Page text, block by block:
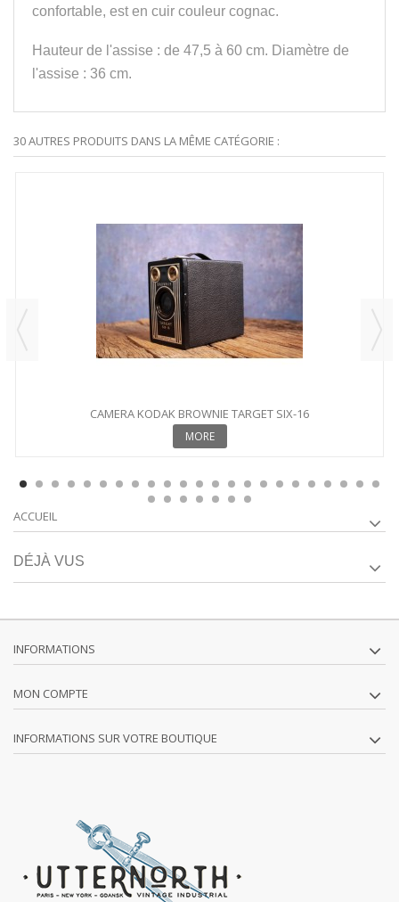
confortable, est en cuir couleur cognac.
Hauteur de l'assise : de 47,5 à 60 cm. Diamètre de
l'assise : 36 cm.
30 AUTRES PRODUITS DANS LA MÊME CATÉGORIE :
CAMERA KODAK BROWNIE TARGET SIX-16
MORE
ACCUEIL
DÉJÀ VUS
INFORMATIONS
MON COMPTE
INFORMATIONS SUR VOTRE BOUTIQUE